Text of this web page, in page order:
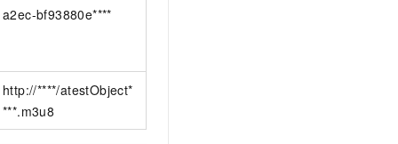
a2ec-bf93880e****
http://****/atestObject*
***.m3u8